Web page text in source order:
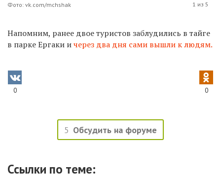
Фото: vk.com/mchshak 1 из 5
Напомним, ранее двое туристов заблудились в тайге
в парке Ергаки ичерез два дня сами вышли к людям.
0 0
5 Обсудить на форуме
Ссылки по теме: